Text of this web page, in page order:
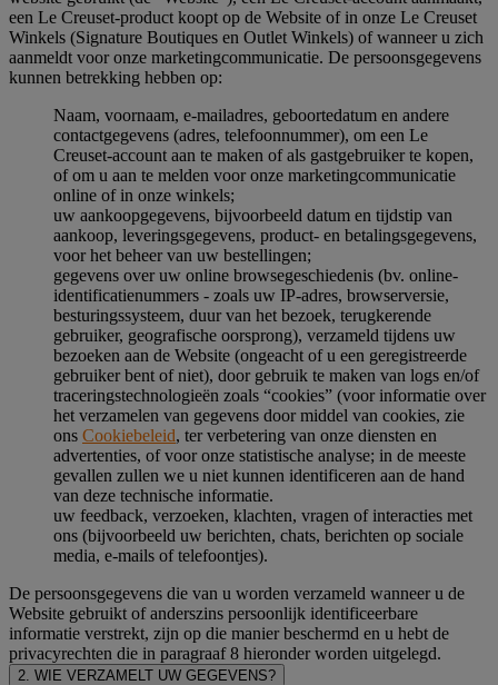
een Le Creuset-product koopt op de Website of in onze Le Creuset
Winkels (Signature Boutiques en Outlet Winkels) of wanneer u zich
aanmeldt voor onze marketingcommunicatie. De persoonsgegevens
kunnen betrekking hebben op:
Naam, voornaam, e-mailadres, geboortedatum en andere
contactgegevens (adres, telefoonnummer), om een Le
Creuset-account aan te maken of als gastgebruiker te kopen,
of om u aan te melden voor onze marketingcommunicatie
online of in onze winkels;
uw aankoopgegevens, bijvoorbeeld datum en tijdstip van
aankoop, leveringsgegevens, product- en betalingsgegevens,
voor het beheer van uw bestellingen;
gegevens over uw online browsegeschiedenis (bv. online-
identificatienummers - zoals uw IP-adres, browserversie,
besturingssysteem, duur van het bezoek, terugkerende
gebruiker, geografische oorsprong), verzameld tijdens uw
bezoeken aan de Website (ongeacht of u een geregistreerde
gebruiker bent of niet), door gebruik te maken van logs en/of
traceringstechnologieën zoals “cookies” (voor informatie over
het verzamelen van gegevens door middel van cookies, zie
ons Cookiebeleid, ter verbetering van onze diensten en
advertenties, of voor onze statistische analyse; in de meeste
gevallen zullen we u niet kunnen identificeren aan de hand
van deze technische informatie.
uw feedback, verzoeken, klachten, vragen of interacties met
ons (bijvoorbeeld uw berichten, chats, berichten op sociale
media, e-mails of telefoontjes).
De persoonsgegevens die van u worden verzameld wanneer u de
Website gebruikt of anderszins persoonlijk identificeerbare
informatie verstrekt, zijn op die manier beschermd en u hebt de
privacyrechten die in paragraaf 8 hieronder worden uitgelegd.
2. WIE VERZAMELT UW GEGEVENS?